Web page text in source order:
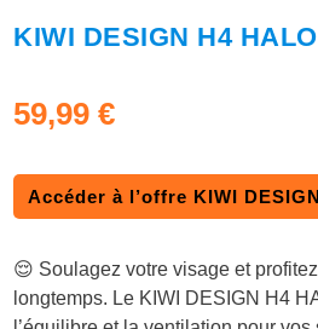
KIWI DESIGN H4 HALO
59,99€
Accéder à l’offre KIWI
😌 Soulagez votre visage et
longtemps. Le KIWI DESIGN H4